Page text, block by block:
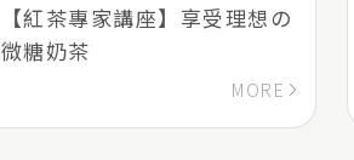
【紅茶專家講座】享受理想の
微糖奶茶
MORE